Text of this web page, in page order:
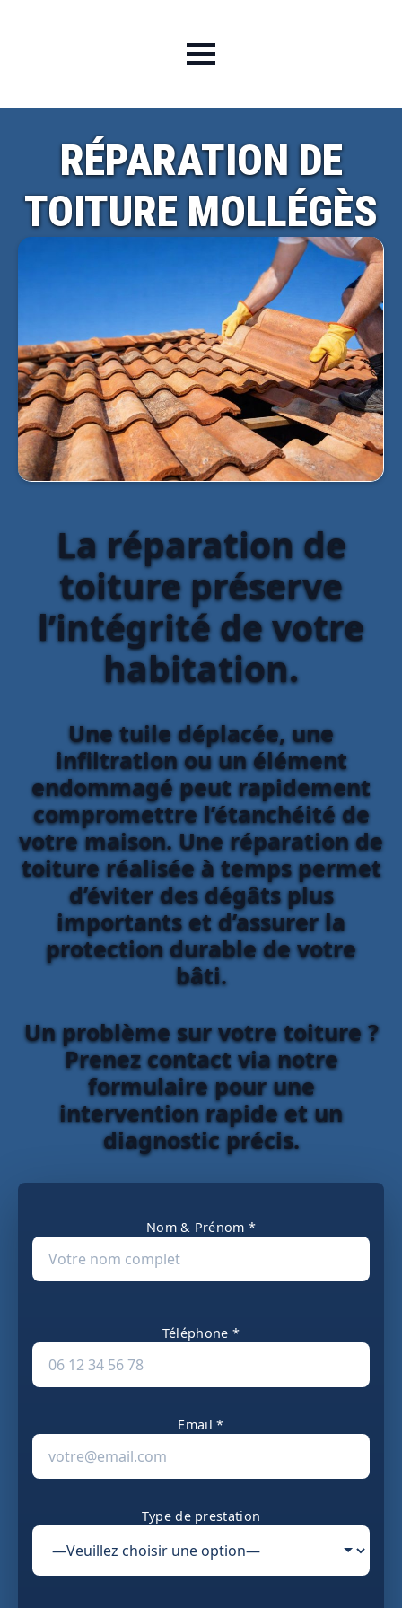
RÉPARATION DE
TOITURE MOLLÉGÈS
La réparation de
toiture préserve
l’intégrité de votre
habitation.
Une tuile déplacée, une
infiltration ou un élément
endommagé peut rapidement
compromettre l’étanchéité de
votre maison. Une réparation de
toiture réalisée à temps permet
d’éviter des dégâts plus
importants et d’assurer la
protection durable de votre
bâti.
Un problème sur votre toiture ?
Prenez contact via notre
formulaire pour une
intervention rapide et un
diagnostic précis.
Nom & Prénom *
Téléphone *
Email *
Type de prestation